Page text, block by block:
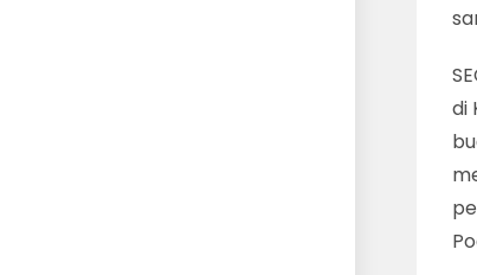
di